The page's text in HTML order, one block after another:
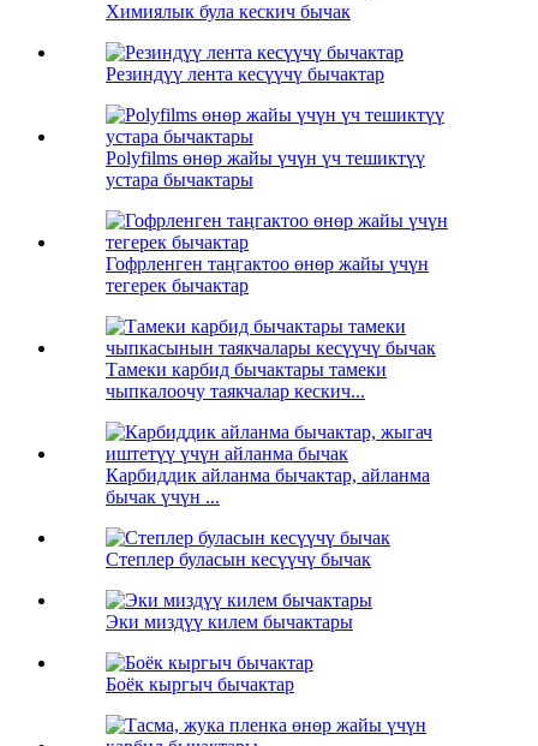
Химиялык була кескич бычак
Резиндүү лента кесүүчү бычактар
Polyfilms өнөр жайы үчүн үч тешиктүү
устара бычактары
Гофрленген таңгактоо өнөр жайы үчүн
тегерек бычактар
Тамеки карбид бычактары тамеки
чыпкалоочу таякчалар кескич...
Карбиддик айланма бычактар, айланма
бычак үчүн ...
Степлер буласын кесүүчү бычак
Эки миздүү килем бычактары
Боёк кыргыч бычактар